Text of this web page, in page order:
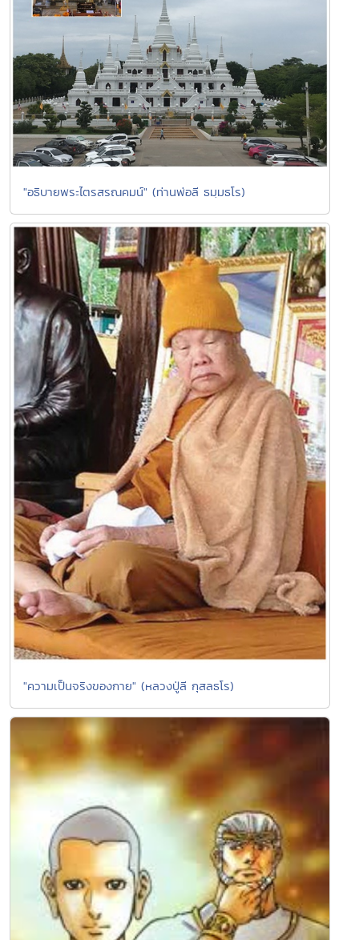
"อธิบายพระไตรสรณคมน์" (ท่านพ่อลี ธมฺมธโร)
"ความเป็นจริงของกาย" (หลวงปู่ลี กุสลธโร)